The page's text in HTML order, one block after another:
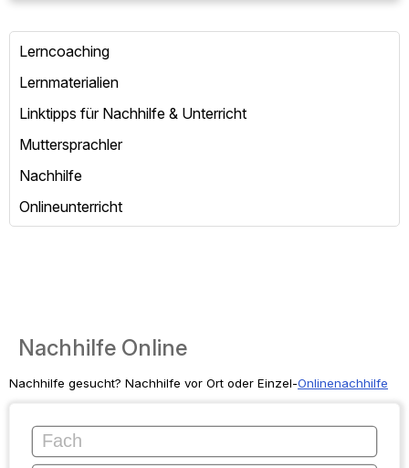
Lerncoaching
Lernmaterialien
Linktipps für Nachhilfe & Unterricht
Muttersprachler
Nachhilfe
Onlineunterricht
Nachhilfe Online
Nachhilfe gesucht? Nachhilfe vor Ort oder Einzel-Onlinenachhilfe